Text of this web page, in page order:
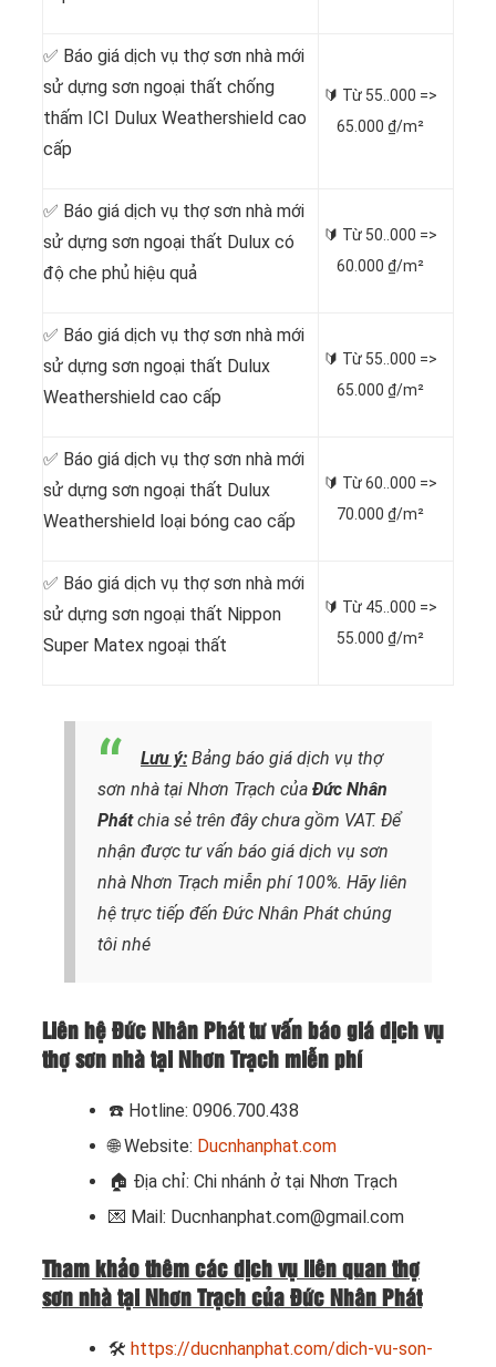
✅ Báo giá dịch vụ thợ sơn nhà mới
sử dựng sơn ngoại thất chống
thấm ICI Dulux Weathershield cao
cấp
🔰 Từ 55..000 =>
65.000 ₫/m²
✅ Báo giá dịch vụ thợ sơn nhà mới
sử dựng sơn ngoại thất Dulux có
độ che phủ hiệu quả
🔰 Từ 50..000 =>
60.000 ₫/m²
✅ Báo giá dịch vụ thợ sơn nhà mới
sử dựng sơn ngoại thất Dulux
Weathershield cao cấp
🔰 Từ 55..000 =>
65.000 ₫/m²
✅ Báo giá dịch vụ thợ sơn nhà mới
sử dựng sơn ngoại thất Dulux
Weathershield loại bóng cao cấp
🔰 Từ60..000 =>
70.000 ₫/m²
✅ Báo giá dịch vụ thợ sơn nhà mới
sử dựng sơn ngoại thất Nippon
Super Matex ngoại thất
🔰 Từ 45..000 =>
55.000 ₫/m²
Lưu ý: Bảng báo giá dịch vụ thợ
sơn nhà tại Nhơn Trạch của Đức Nhân
Phátchia sẻ trên đây chưa gồm VAT. Để
nhận được tư vấn báo giá dịch vụ sơn
nhà Nhơn Trạch miễn phí 100%. Hãy liên
hệ trực tiếp đến Đức Nhân Phát chúng
tôi nhé
Liên hệ Đức Nhân Phát tư vấn báo giá dịch vụ
thợ sơn nhà tại Nhơn Trạch miễn phí
☎️ Hotline: 0906.700.438
🌐 Website: Ducnhanphat.com
🏠 Địa chỉ: Chi nhánh ở tại Nhơn Trạch
💌 Mail: Ducnhanphat.com@gmail.com
Tham khảo thêm các dịch vụ liên quan thợ
sơn nhà tại Nhơn Trạch của Đức Nhân Phát
🛠 https://ducnhanphat.com/dich-vu-son-